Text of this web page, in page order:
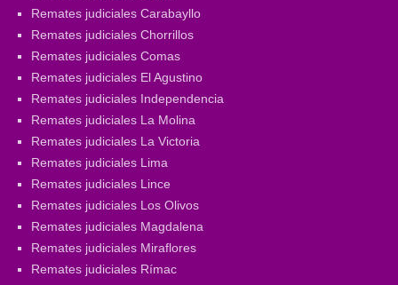
Remates judiciales Carabayllo
Remates judiciales Chorrillos
Remates judiciales Comas
Remates judiciales El Agustino
Remates judiciales Independencia
Remates judiciales La Molina
Remates judiciales La Victoria
Remates judiciales Lima
Remates judiciales Lince
Remates judiciales Los Olivos
Remates judiciales Magdalena
Remates judiciales Miraflores
Remates judiciales Rímac